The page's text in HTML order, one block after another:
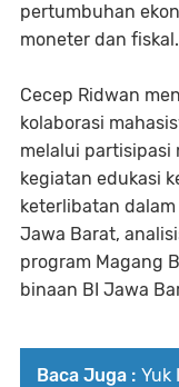
pertumbuhan
moneter dan fiskal.
Cecep Ridwan
kolaborasi
melalui partisipasi
kegiatan edukasi
keterlibatan
Jawa Barat,
program Magang
binaan BI Jawa
Baca Juga : Yuk